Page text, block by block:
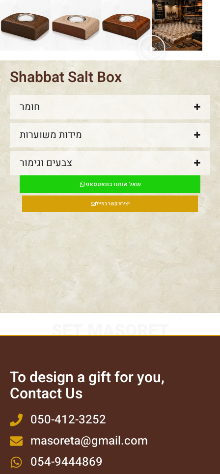
Shabbat Salt Box
חומר
מידות משוערות
צבעים וגימור
שאל אותנו בוואטסאפ
יצירת קשר במייל
SET MASORET
To design a gift for you,
Contact Us
050-412-3252
masoreta@gmail.com
054-9444869